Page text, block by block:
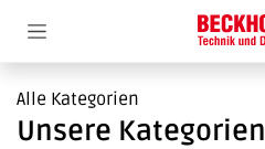
Alle Kategorien
Unsere Kategorien